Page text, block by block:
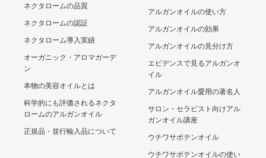
ネクタロームの品質
ネクタロームの認証
ネクタローム導入実績
オーガニック・アロマガーデ
ン
本物の美容オイルとは
科学的にも評価されるネクタ
ロームのアルガンオイル
正規品・並行輸入品について
アルガンオイルの使い方
アルガンオイルの効果
アルガンオイルの見分け方
エビデンスで見るアルガンオ
イル
アルガンオイル愛用の著名人
サロン・セラピスト向けアル
ガンオイル講座
ウチワサボテンオイル
ウチワサボテンオイルの使い